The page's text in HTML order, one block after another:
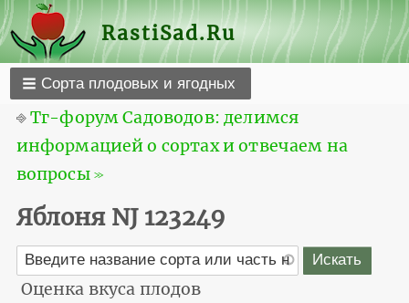
RastiSad.Ru
Сорта плодовых и ягодных
⎆Тг-форум Садоводов: делимся
информацией о сортах и отвечаем на
вопросы ≫
Яблоня NJ 123249
Оценка вкуса плодов